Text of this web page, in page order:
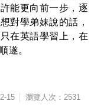
能更向前一步，逐
對學弟妹說的話，
在英語學習上，在
遂。
15 瀏覽人次：2531